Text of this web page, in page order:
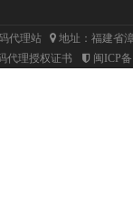
代理站
地址：福建省
代理授权证书 闽ICP